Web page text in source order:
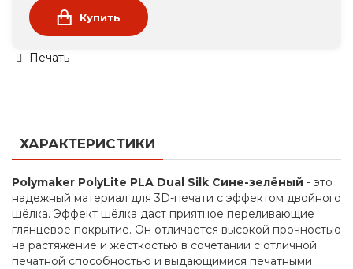
Купить
Печать
ХАРАКТЕРИСТИКИ
Polymaker PolyLite PLA Dual Silk Сине-зелёный - это
надежный материал для 3D-печати с эффектом двойного
шёлка. Эффект шёлка даст приятное переливающие
глянцевое покрытие. Он отличается высокой прочностью
на растяжение и жесткостью в сочетании с отличной
печатной способностью и выдающимися печатными